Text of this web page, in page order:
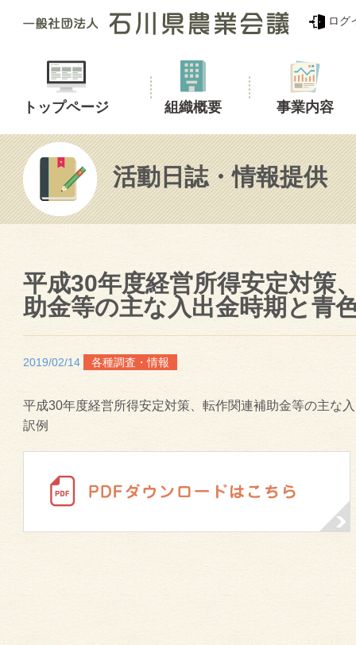
ログ
トップページ 組織概要 事業内容
活動日誌・情報提供
平成30年度経営所得安定対策
助金等の主な入出金時期と青
2019/02/14 各種調査・情報
平成30年度経営所得安定対策、転作関連補助金等の主な
訳例